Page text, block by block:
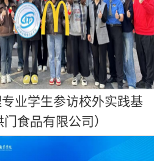
业学生参访校外实践基
食品有限公司）